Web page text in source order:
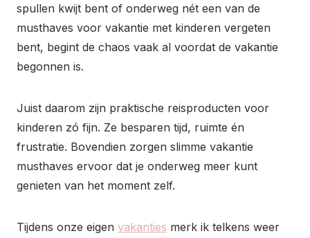
spullen kwijt bent of onderweg nét een van de
musthaves voor vakantie met kinderen vergeten
bent, begint de chaos vaak al voordat de vakantie
begonnen is.
Juist daarom zijn praktische reisproducten voor
kinderen zó fijn. Ze besparen tijd, ruimte én
frustratie. Bovendien zorgen slimme vakantie
musthaves ervoor dat je onderweg meer kunt
genieten van het moment zelf.
Tijdens onze eigen vakanties merk ik telkens weer